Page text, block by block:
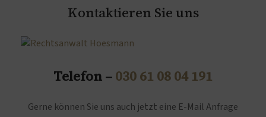
Kontaktieren Sie uns
Telefon – 030 61 08 04 191
Gerne können Sie uns auch jetzt eine E-Mail Anfrage